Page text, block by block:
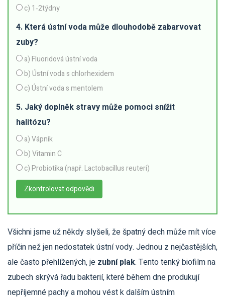
c) 1‑2týdny
4. Která ústní voda může dlouhodobě zabarvovat
zuby?
a) Fluoridová ústní voda
b) Ústní voda s chlorhexidem
c) Ústní voda s mentolem
5. Jaký doplněk stravy může pomoci snížit
halitózu?
a) Vápník
b) Vitamin C
c) Probiotika (např. Lactobacillus reuteri)
Zkontrolovat odpovědi
Všichni jsme už někdy slyšeli, že špatný dech může mít více
příčin než jen nedostatek ústní vody. Jednou z nejčastějších,
ale často přehlížených, je zubní plak. Tento tenký biofilm na
zubech skrývá řadu bakterií, které během dne produkují
nepříjemné pachy a mohou vést k dalším ústním